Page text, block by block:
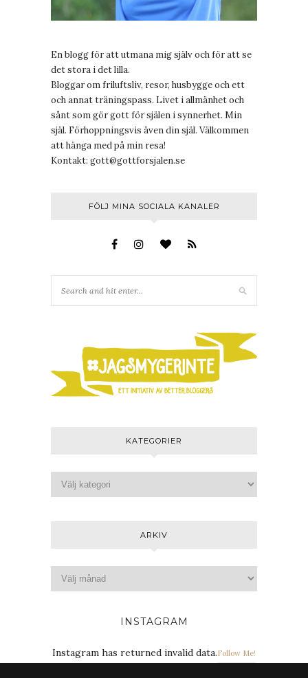
En blogg för att utmana mig själv och för att se
det stora i det lilla.
Bloggar om friluftsliv, resor, husbygge och ett
och annat träningspass. Livet i allmänhet och
sånt som gör gott för själen i synnerhet. Min
själ. Förhoppningsvis även din själ. Välkommen
att hänga med på min resa!
Kontakt: gott@gottforsjalen.se
FÖLJ MINA SOCIALA KANALER
KATEGORIER
ARKIV
INSTAGRAM
Instagram has returned invalid data.Follow Me!